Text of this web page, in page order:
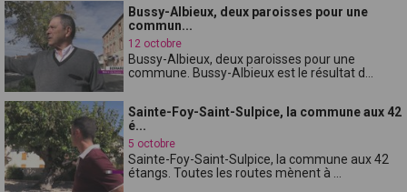
Bussy-Albieux, deux paroisses pour une
commun...
12 octobre
Bussy-Albieux, deux paroisses pour une
commune. Bussy-Albieux est le résultat d...
Sainte-Foy-Saint-Sulpice, la commune aux 42
é...
5 octobre
Sainte-Foy-Saint-Sulpice, la commune aux 42
étangs. Toutes les routes mènent à ...